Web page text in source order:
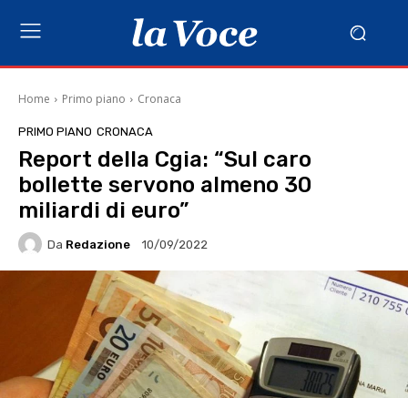
Home Primo piano Cronaca
PRIMO PIANO CRONACA
Report della Cgia: “Sul caro
bollette servono almeno 30
miliardi di euro”
Da Redazione 10/09/2022